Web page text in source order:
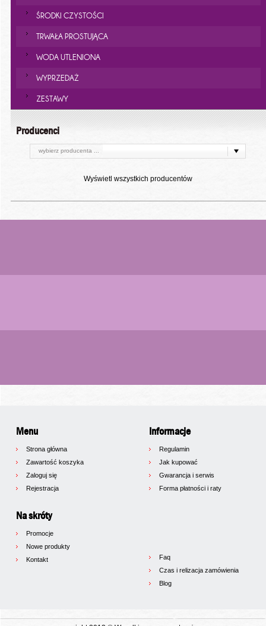
ŚRODKI CZYSTOŚCI
TRWAŁA PROSTUJĄCA
WODA UTLENIONA
WYPRZEDAŻ
ZESTAWY
Producenci
wybierz producenta ...
Wyświetl wszystkich producentów
Menu
Strona główna
Zawartość koszyka
Zaloguj się
Rejestracja
Na skróty
Promocje
Nowe produkty
Kontakt
Informacje
Regulamin
Jak kupować
Gwarancja i serwis
Forma płatności i raty
Faq
Czas i relizacja zamówienia
Blog